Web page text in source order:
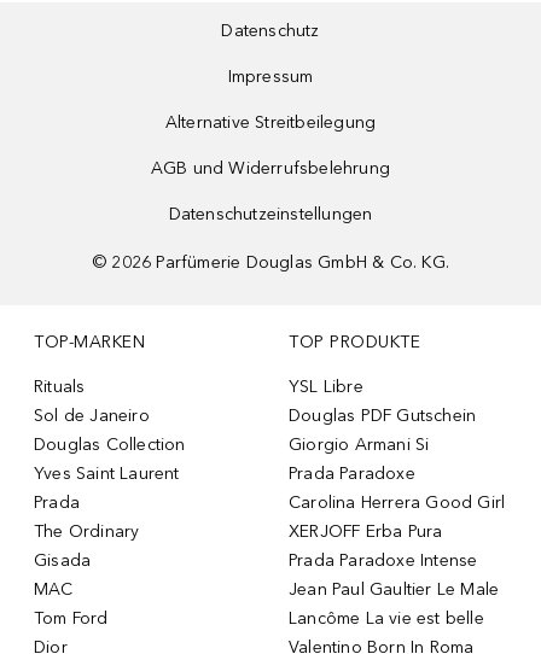
Datenschutz
Impressum
Alternative Streitbeilegung
AGB und Widerrufsbelehrung
Datenschutzeinstellungen
© 2026 Parfümerie Douglas GmbH & Co. KG.
TOP-MARKEN
Rituals
Sol de Janeiro
Douglas Collection
Yves Saint Laurent
Prada
The Ordinary
Gisada
MAC
Tom Ford
Dior
TOP PRODUKTE
YSL Libre
Douglas PDF Gutschein
Giorgio Armani Si
Prada Paradoxe
Carolina Herrera Good Girl
XERJOFF Erba Pura
Prada Paradoxe Intense
Jean Paul Gaultier Le Male
Lancôme La vie est belle
Valentino Born In Roma